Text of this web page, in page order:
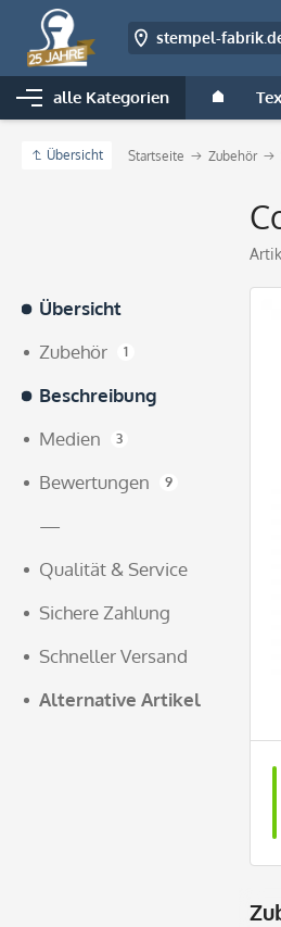
stempel-
alle Kategorien
Übersicht Startseite Zubehör
Übersicht
Zubehör
1
Beschreibung
Medien
3
Bewertungen 9
—
Qualität & Service
Sichere Zahlung
Schneller Versand
Alternative Artikel